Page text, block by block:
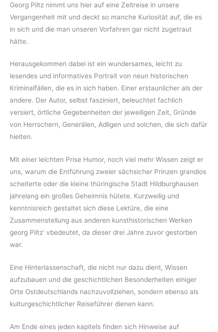
Georg Piltz nimmt uns hier auf eine Zeitreise in unsere
Vergangenheit mit und deckt so manche Kuriosität auf, die es
in sich und die man unseren Vorfahren gar nicht zugetraut
hätte.
Herausgekommen dabei ist ein wundersames, leicht zu
lesendes und informatives Portrait von neun historischen
Kriminalfällen, die es in sich haben. Einer erstaunlicher als der
andere. Der Autor, selbst fasziniert, beleuchtet fachlich
versiert, örtliche Gegebenheiten der jeweiligen Zeit, Gründe
von Herrschern, Generälen, Adligen und solchen, die sich dafür
hielten.
Mit einer leichten Prise Humor, noch viel mehr Wissen zeigt er
uns, warum die Entführung zweier sächsicher Prinzen grandios
scheiterte oder die kleine thüringische Stadt Hildburghausen
jahrelang ein großes Geheimnis hütete. Kurzweilig und
kenntnisreich gestaltet sich diese Lektüre, die eine
Zusammenstellung aus anderen kunsthistorischen Werken
georg Piltz‘ vbedeutet, da dieser drei Jahre zuvor gestorben
war.
Eine Hinterlassenschaft, die nicht nur dazu dient, Wissen
aufzubauen und die geschichtlichen Besonderheiten einiger
Orte Ostdeutschlands nachzuvollziehen, sondern ebenso als
kulturgeschichtlicher Reiseführer dienen kann.
Am Ende eines jeden kapitels finden sich Hinweise auf